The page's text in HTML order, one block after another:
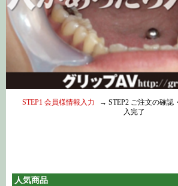
STEP1 会員様情報入力
→ STEP2 ご注文の確認
入完了
人気商品